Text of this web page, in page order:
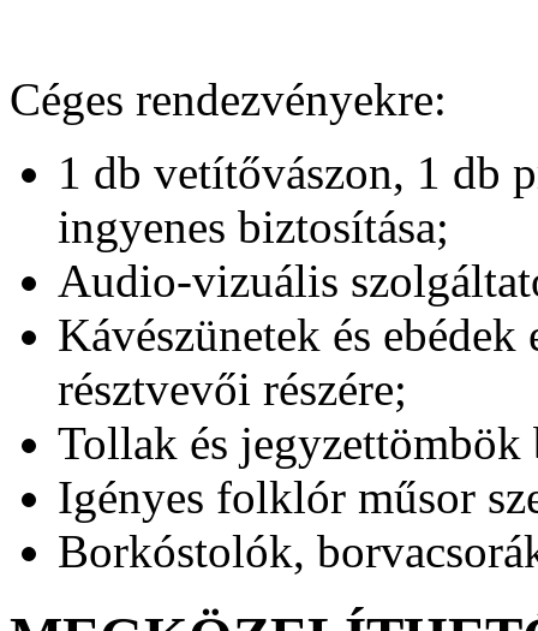
Céges rendezvényekre:
1 db vetítővászon, 1 db
ingyenes biztosítása;
Audio-vizuális
Kávészünetek és
résztvevői részére;
Tollak és
Igényes folklór műsor
Borkóstolók,